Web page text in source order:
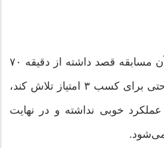
در حالیکه تراکتور در آن مسابقه قصد داشته از دقیقه ۷۰
به بعد فشار آورده و حتی برای کسب ۳ امتیاز تلاش کند،
عملکرد خوبی نداشته و در نهایت